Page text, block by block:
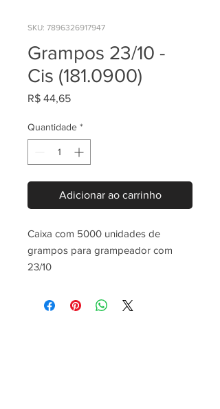
SKU: 7896326917947
Grampos 23/10 -
Cis (181.0900)
R$ 44,65Preço
Quantidade *
Adicionar ao carrinho
Caixa com 5000 unidades de
grampos para grampeador com
23/10